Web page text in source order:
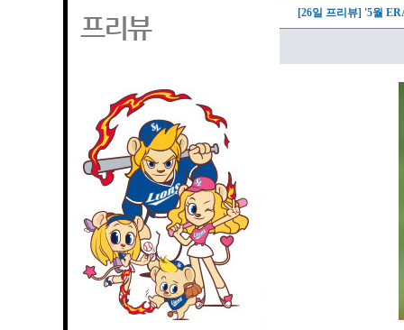
프리뷰 [26일 프리뷰] '5월